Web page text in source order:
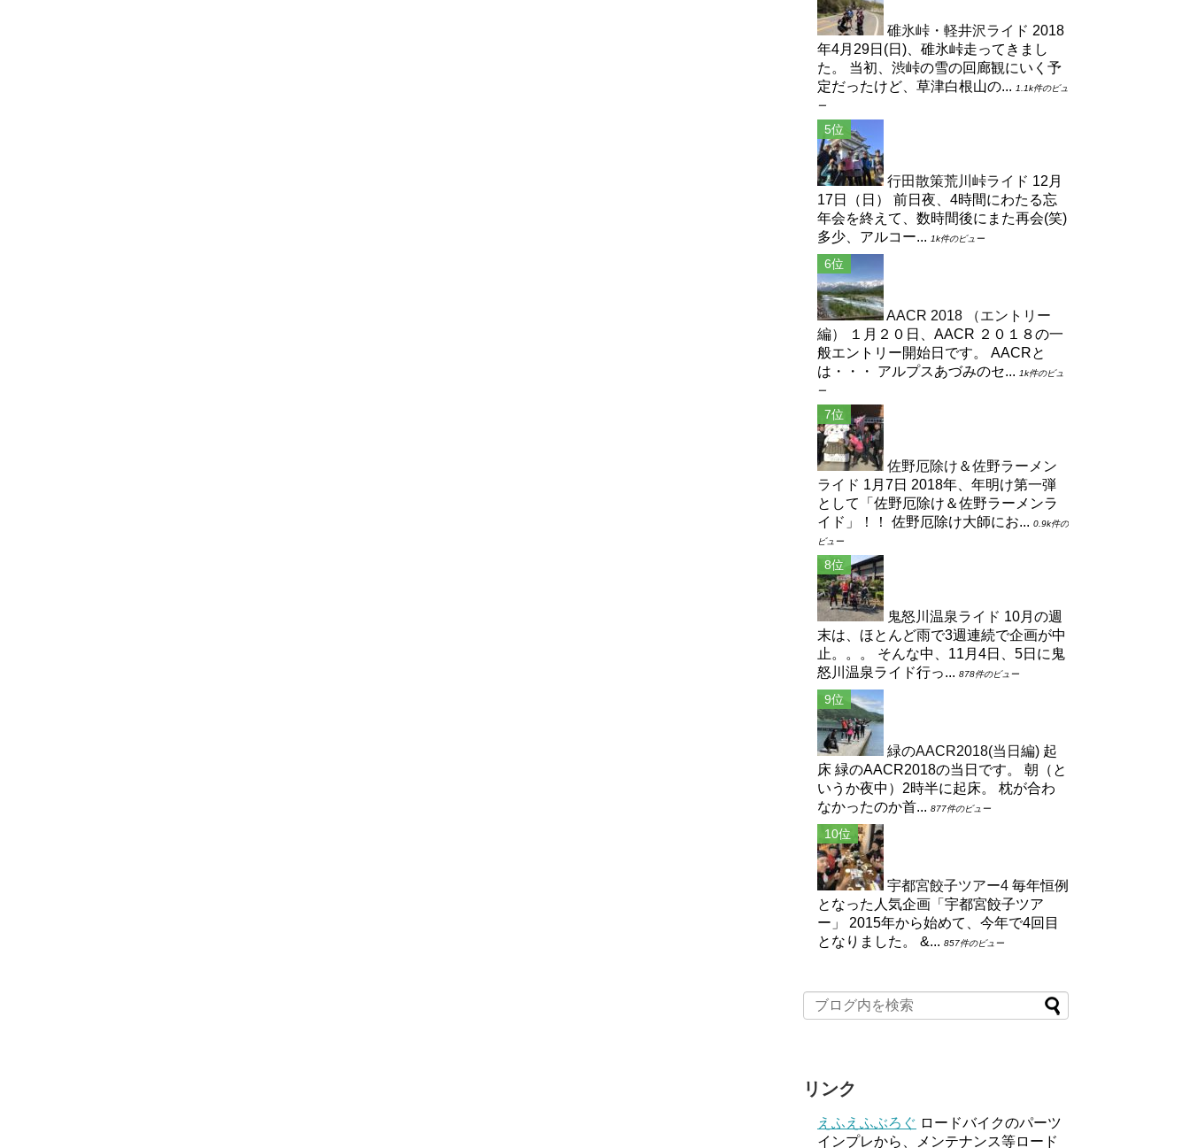
碓氷峠・軽井沢ライド 2018
年4月29日(日)、碓氷峠走ってきまし
た。 当初、渋峠の雪の回廊観にいく予
定だったけど、草津白根山の... 1.1k件のビュ
ー
行田散策荒川峠ライド 12月
17日（日） 前日夜、4時間にわたる忘
年会を終えて、数時間後にまた再会(笑)
多少、アルコー... 1k件のビュー
AACR 2018 （エントリー
編）
１月２０日、AACR ２０１８の一
般エントリー開始日です。 AACRと
は・・・ アルプスあづみのセ... 1k件のビュ
ー
佐野厄除け＆佐野ラーメン
ライド 1月7日 2018年、年明け第一弾
として「佐野厄除け＆佐野ラーメンラ
イド」！！ 佐野厄除け大師にお... 0.9k件の
ビュー
鬼怒川温泉ライド 10月の週
末は、ほとんど雨で3週連続で企画が中
止。。。 そんな中、11月4日、5日に鬼
怒川温泉ライド行っ... 878件のビュー
緑のAACR2018(当日編) 起
床 緑のAACR2018の当日です。 朝（と
いうか夜中）2時半に起床。 枕が合わ
なかったのか首... 877件のビュー
宇都宮餃子ツアー4 毎年恒例
となった人気企画「宇都宮餃子ツア
ー」 2015年から始めて、今年で4回目
となりました。 &... 857件のビュー
リンク
えふえふぶろぐ ロードバイクのパーツ
インプレから、メンテナンス等ロード